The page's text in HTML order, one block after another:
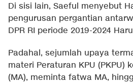
Di sisi lain, Saeful menyebut
pengurusan pergantian
DPR RI periode 2019-2024
Padahal, sejumlah upaya
materi Peraturan KPU (PKPU)
(MA), meminta fatwa MA,